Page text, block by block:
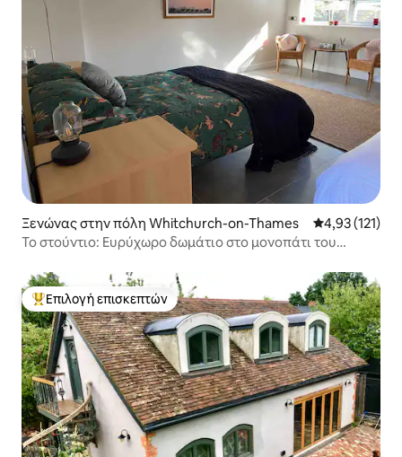
Ξενώνας στην πόλη Whitchurch-on-Thames Μέση
4,93 (121)
Το στούντιο: Ευρύχωρο δωμάτιο στο μονοπάτι του
Κορυφαία επιλογή επισκεπτών
Επιλογή επισκεπτών